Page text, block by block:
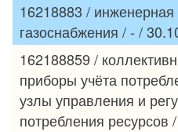
16218883 / инженерная
газоснабжения / - /
162188859 /
приборы учёта
узлы управления и
потребления ресурсов